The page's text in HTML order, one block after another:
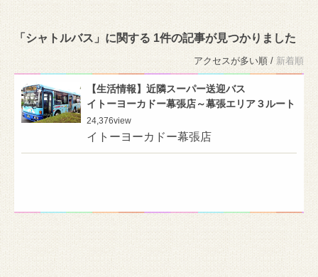
「シャトルバス」に関する 1件の記事が見つかりました
アクセスが多い順 / 新着順
【生活情報】近隣スーパー送迎バス
イトーヨーカドー幕張店～幕張エリア３ルート
24,376view
イトーヨーカドー幕張店